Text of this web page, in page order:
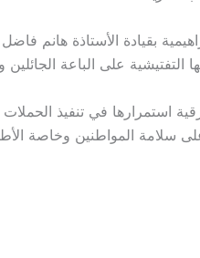
التفتيشية على الباعة الجائلين
استمرارها في تنفيذ الحملات
سلامة المواطنين وخاصة